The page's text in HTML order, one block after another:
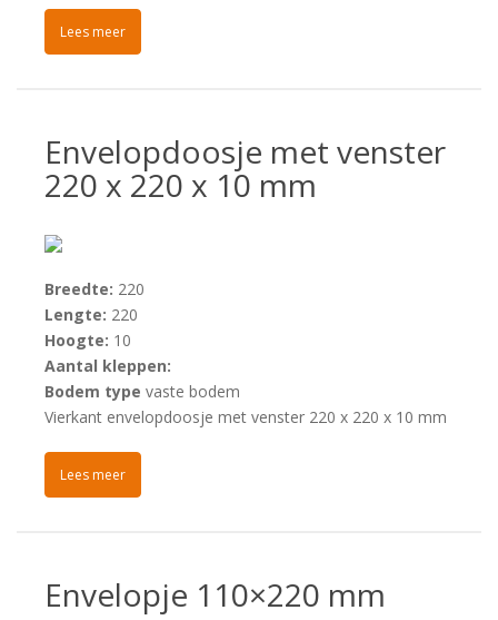
Lees meer
Envelopdoosje met venster
220 x 220 x 10 mm
Breedte: 220
Lengte: 220
Hoogte: 10
Aantal kleppen:
Bodem type vaste bodem
Vierkant envelopdoosje met venster 220 x 220 x 10 mm
Lees meer
Envelopje 110×220 mm